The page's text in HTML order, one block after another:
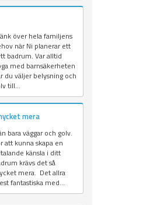
över hela familjens
när Ni planerar ett
badrum. Var alltid
med barnsäkerheten
du väljer belysning och
till...
mera
bara väggar och golv.
att kunna skapa en
känsla i ditt
krävs det så
mera. Det allra
fantastiska med...